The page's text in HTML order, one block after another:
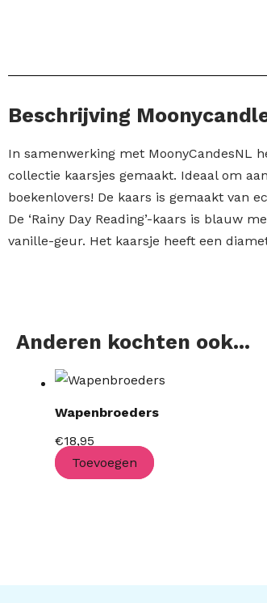
Beschrijving Moonycandle
In samenwerking met MoonyCandesNL
collectie kaarsjes gemaakt. Ideaal om
boekenlovers! De kaars is gemaakt van
De ‘Rainy Day Reading’-kaars is blauw
vanille-geur. Het kaarsje heeft een
Anderen kochten ook...
Wapenbroeders
€18,95
Toevoegen